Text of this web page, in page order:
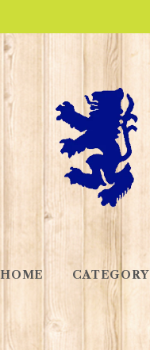
HOME CATEGORY